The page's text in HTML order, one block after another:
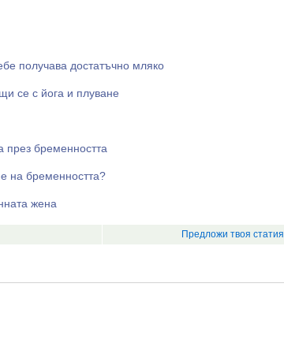
получава достатъчно мляко
се с йога и плуване
през бременността
на бременността?
жена
Предложи твоя статия